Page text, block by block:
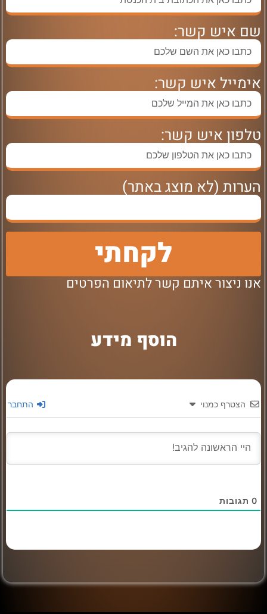
שם איש קשר:
אימייל איש קשר:
טלפון איש קשר:
הערות (לא מוצג באתר)
לקחתי
אנו ניצור איתם קשר לתיאום הפרטים
הוסף מידע
הצטרף כמנוי התחבר
0 תגובות